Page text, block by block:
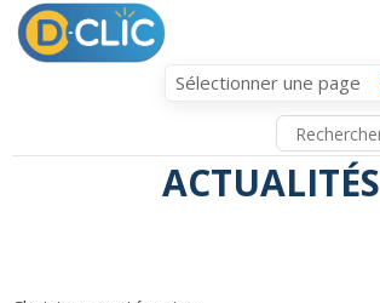
Sélectionner une page
ACTUALITÉS